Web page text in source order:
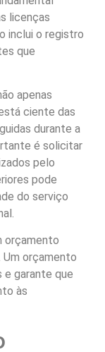
licenças
inclui o registro
que
apenas
ciente das
durante a
é solicitar
pelo
pode
do serviço
orçamento
orçamento
e garante que
às